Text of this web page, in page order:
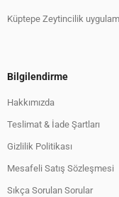
Küptepe Zeytincilik
Bilgilendirme
Hakkımızda
Teslimat & İade Şartları
Gizlilik Politikası
Mesafeli Satış Sözleşmesi
Sıkça Sorulan Sorular